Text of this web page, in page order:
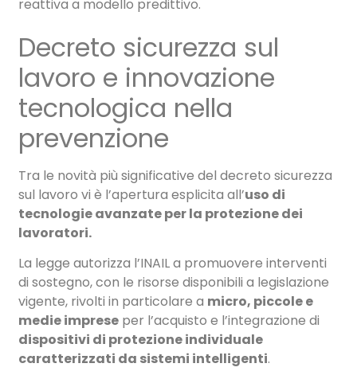
reattiva a modello predittivo.
Decreto sicurezza sul
lavoro e innovazione
tecnologica nella
prevenzione
Tra le novità più significative del decreto sicurezza
sul lavoro vi è l’apertura esplicita all’uso di
tecnologie avanzate per la protezione dei
lavoratori.
La legge autorizza l’INAIL a promuovere interventi
di sostegno, con le risorse disponibili a legislazione
vigente, rivolti in particolare a micro, piccole e
medie imprese per l’acquisto e l’integrazione di
dispositivi di protezione individuale
caratterizzati da sistemi intelligenti.